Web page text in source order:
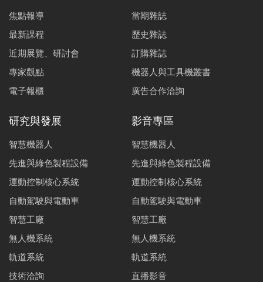
焦點報導
最新課程
近期展覽、研討會
專家觀點
電子報櫃
當期雜誌
歷史雜誌
訂購雜誌
機器人與工具機叢書
廣告合作洽詢
研究與發展
智慧機器人
先進與綠色製程設備
運動控制核心系統
自動駕駛與電動車
智慧工廠
無人機系統
軌道系統
技術洽詢
影音專區
智慧機器人
先進與綠色製程設備
運動控制核心系統
自動駕駛與電動車
智慧工廠
無人機系統
軌道系統
直播影音